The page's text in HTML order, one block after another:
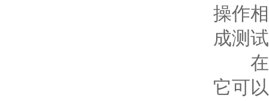
操作
成测
在实
它可